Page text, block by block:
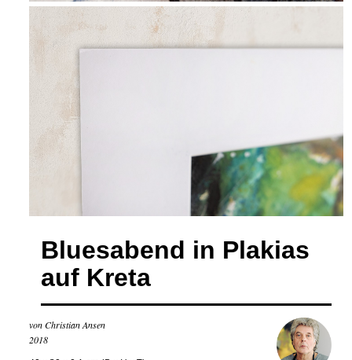
Bluesabend in Plakias
auf Kreta
von Christian Ansen
2018